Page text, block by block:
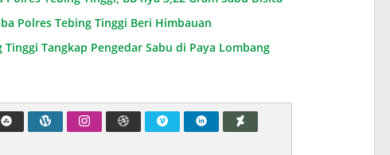
Polres Tebing Tinggi Beri Himbauan
Tangkap Pengedar Sabu di Paya Lombang